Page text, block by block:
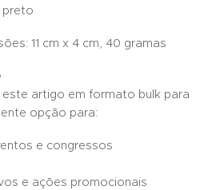
preto
11 cm x 4 cm, 40 gramas
artigo em formato bulk para
opção para:
e congressos
e ações promocionais